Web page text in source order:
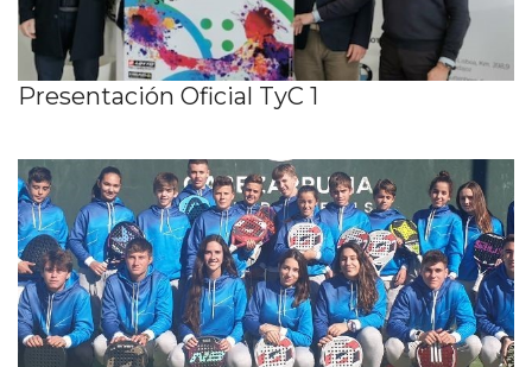
Presentación Oficial TyC 1